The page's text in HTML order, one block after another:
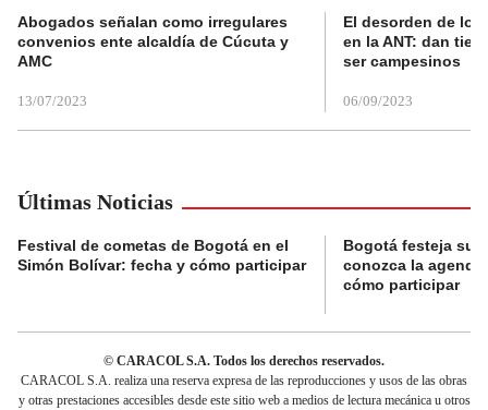
Abogados señalan como irregulares
convenios ente alcaldía de Cúcuta y
AMC
13/07/2023
El desorden de
en la ANT: dan
ser campesinos
06/09/2023
Últimas Noticias
Festival de cometas de Bogotá en el
Simón Bolívar: fecha y cómo participar
Bogotá festeja su
conozca la
cómo participar
© CARACOL S.A. Todos los derechos reservados.
CARACOL S.A. realiza una reserva expresa de las reproducciones y usos de las obras
y otras prestaciones accesibles desde este sitio web a medios de lectura mecánica u otros